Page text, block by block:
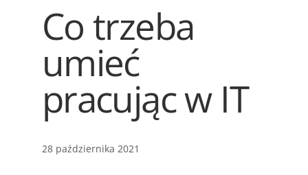
Co trzeba
umieć
pracując w IT
28 października 2021